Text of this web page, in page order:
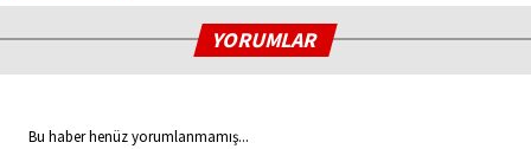
YORUMLAR
Bu haber henüz yorumlanmamış...